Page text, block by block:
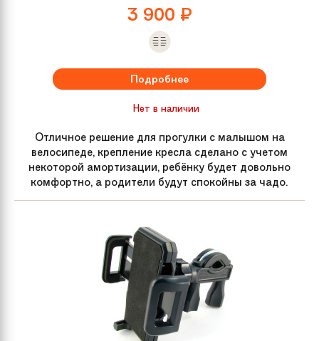
3 900 ₽
Подробнее
Нет в наличии
Отличное решение для прогулки с малышом на
велосипеде, крепление кресла сделано с учетом
некоторой амортизации, ребёнку будет довольно
комфортно, а родители будут спокойны за чадо.